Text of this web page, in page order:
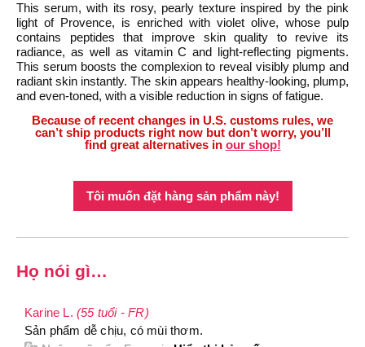
This serum, with its rosy, pearly texture inspired by the pink
light of Provence, is enriched with violet olive, whose pulp
contains peptides that improve skin quality to revive its
radiance, as well as vitamin C and light-reflecting pigments.
This serum boosts the complexion to reveal visibly plump and
radiant skin instantly. The skin appears healthy-looking, plump,
and even-toned, with a visible reduction in signs of fatigue.
Because of recent changes in U.S. customs rules, we
can’t ship products right now but don’t worry, you’ll
find great alternatives in our shop!
Tôi muốn đặt hàng sản phẩm này!
Họ nói gì…
Karine L. (55 tuổi - FR)
Sản phẩm dễ chịu, có mùi thơm.